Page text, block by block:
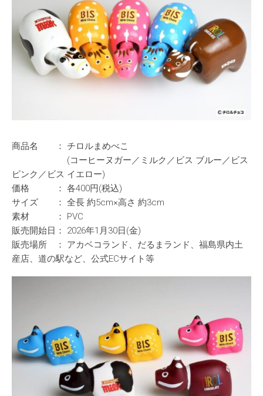
商品名 ： チロルまめべこ
(コーヒーヌガー／ミルク／ビス ブルー／ビス
ピンク／ビス イエロー)
価格 ： 各400円(税込)
サイズ ： 全長 約5cm×高さ 約3cm
素材 ： PVC
販売開始日： 2026年1月30日(金)
販売場所 ： アカベコランド、だるまランド、福島県内土
産店、道の駅など、公式ECサイト等